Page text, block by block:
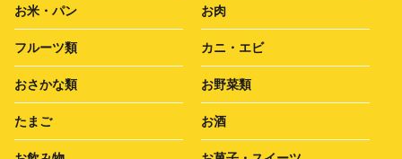
お米・パン お肉
フルーツ類 カニ・エビ
おさかな類 お野菜類
たまご お酒